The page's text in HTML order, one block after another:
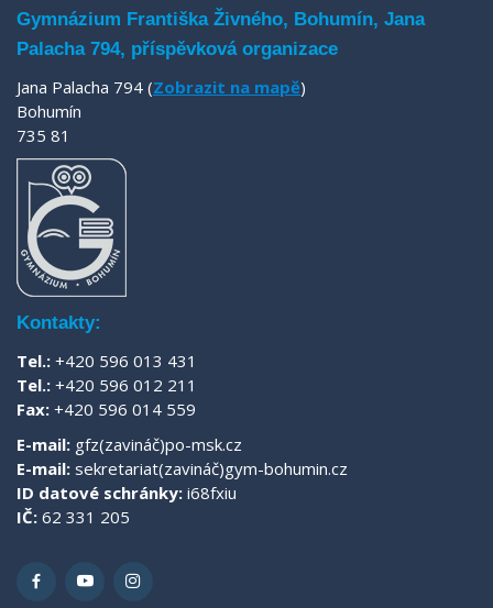
Gymnázium Františka Živného, Bohumín, Jana
Palacha 794, příspěvková organizace
Jana Palacha 794 (Zobrazit na mapě)
Bohumín
735 81
Kontakty:
Tel.: +420 596 013 431
Tel.: +420 596 012 211
Fax: +420 596 014 559
E-mail: gfz(zavináč)po-msk.cz
E-mail: sekretariat(zavináč)gym-bohumin.cz
ID datové schránky: i68fxiu
IČ: 62 331 205